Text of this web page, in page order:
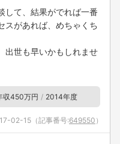
して、結果がでれば一番
スがあれば、めちゃくち
出世も早いかもしれませ
収450万円 2014年度
02-15 （記事番号:649550 ）